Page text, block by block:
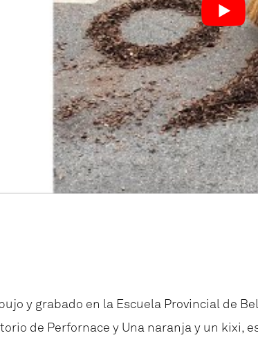
y grabado en la Escuela Provincial de
de Perfornace y Una naranja y un kixi,